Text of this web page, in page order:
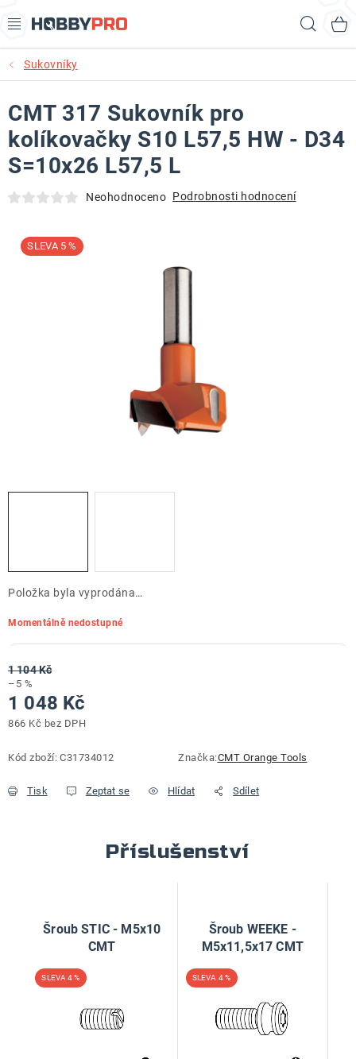
na
AKCE
PRODUKTY
PRODUKTY RECORD POWER
PRODUKTY BENET
KURZY SOUSTRUŽENÍ DŘEVA
Kontakt
Obchodní podmínky
Podmínky ochrany osobních údajů
O nás
Sukovníky
Položka byla vyprodána…
Momentálně nedostupné
1 104 Kč
–5 %
1 048 Kč
866 Kč bez DPH
Kód zboží: C31734012 Značka:CMT Orange Tools
Tisk Zeptat se Hlídat Sdílet
CMT 317 Sukovník pro
kolíkovačky S10 L57,5 HW - D34
S=10x26 L57,5 L
Neohodnoceno Podrobnosti hodnocení
5 %
Příslušenství
Šroub STIC - M5x10
CMT
4 %
Šroub WEEKE -
M5x11,5x17 CMT
4 %